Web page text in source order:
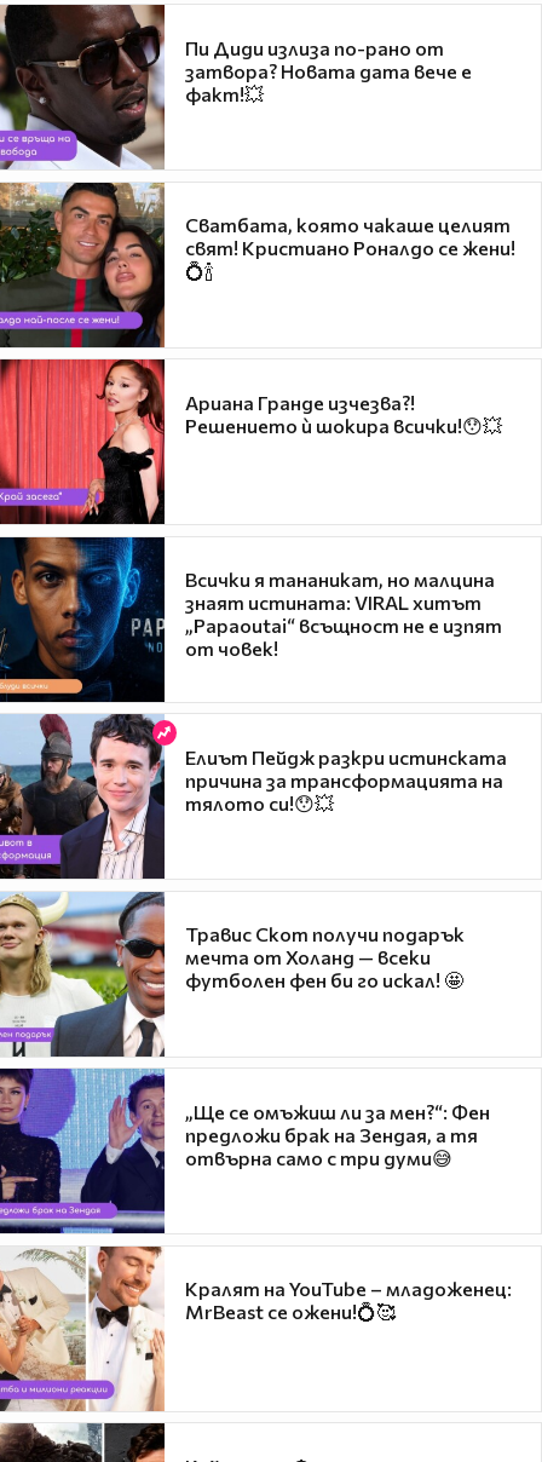
Пи Диди излиза по-рано от
затвора? Новата дата вече е
факт!💥
Сватбата, която чакаше целият
свят! Кристиано Роналдо се жени!
💍🍾
Ариана Гранде изчезва?!
Решението ѝ шокира всички!😯💥
Всички я тананикат, но малцина
знаят истината: VIRAL хитът
„Papaoutai“ всъщност не е изпят
от човек!
Елиът Пейдж разкри истинската
причина за трансформацията на
тялото си!😯💥
Травис Скот получи подарък
мечта от Холанд — всеки
футболен фен би го искал! 🤩
„Ще се омъжиш ли за мен?“: Фен
предложи брак на Зендая, а тя
отвърна само с три думи😅
Кралят на YouTube – младоженец:
MrBeast се ожени!💍🥰